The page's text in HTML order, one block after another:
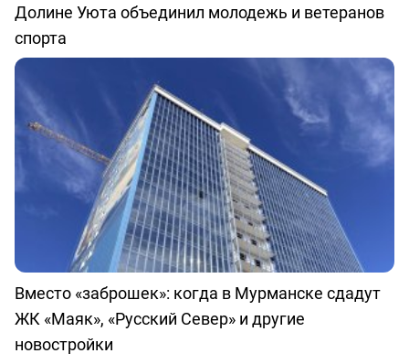
Долине Уюта объединил молодежь и ветеранов
спорта
Вместо «заброшек»: когда в Мурманске сдадут
ЖК «Маяк», «Русский Север» и другие
новостройки